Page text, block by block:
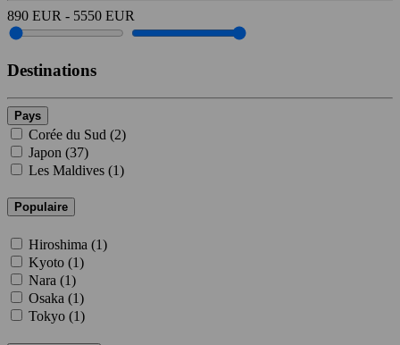
890 EUR - 5550 EUR
Destinations
Pays
Corée du Sud (2)
Japon (37)
Les Maldives (1)
Populaire
Hiroshima (1)
Kyoto (1)
Nara (1)
Osaka (1)
Tokyo (1)